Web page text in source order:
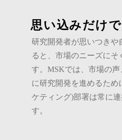
思い込みだけ
研究開発者が思いつきや
ると、市場のニーズにそ
す。MSKでは、市場の
に研究開発を進めるため
ケティング)部署は常に
す。